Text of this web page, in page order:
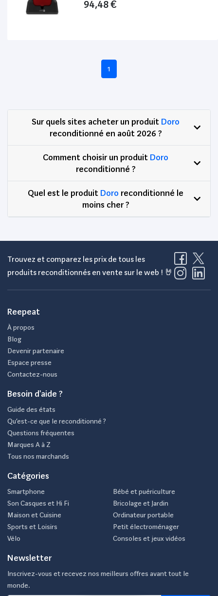
94,48 €
1
Sur quels sites acheter un produit Doro
reconditionné en août 2026 ?
Comment choisir un produit Doro
reconditionné ?
Quel est le produit Doro reconditionné le
moins cher ?
Trouvez et comparez les prix de tous les
produits reconditionnés en vente sur le web ! 🤘
Reepeat
À propos
Blog
Devenir partenaire
Espace presse
Contactez-nous
Besoin d'aide ?
Guide des états
Qu’est-ce que le reconditionné ?
Questions fréquentes
Marques A à Z
Tous nos marchands
Catégories
Smartphone
Son Casques et Hi Fi
Maison et Cuisine
Sports et Loisirs
Vélo
Bébé et puériculture
Bricolage et Jardin
Ordinateur portable
Petit électroménager
Consoles et jeux vidéos
Newsletter
Inscrivez-vous et recevez nos meilleurs offres avant tout le
monde.